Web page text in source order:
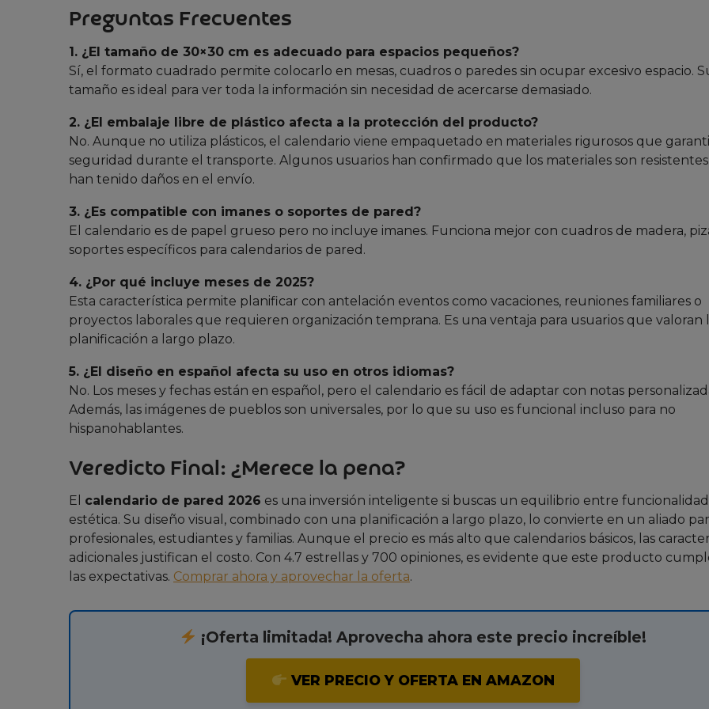
Preguntas Frecuentes
1. ¿El tamaño de 30×30 cm es adecuado para espacios pequeños?
Sí, el formato cuadrado permite colocarlo en mesas, cuadros o paredes sin ocupar excesivo espacio.
tamaño es ideal para ver toda la información sin necesidad de acercarse demasiado.
2. ¿El embalaje libre de plástico afecta a la protección del producto?
No. Aunque no utiliza plásticos, el calendario viene empaquetado en materiales rigurosos que
seguridad durante el transporte. Algunos usuarios han confirmado que los materiales son
han tenido daños en el envío.
3. ¿Es compatible con imanes o soportes de pared?
El calendario es de papel grueso pero no incluye imanes. Funciona mejor con cuadros de madera,
soportes específicos para calendarios de pared.
4. ¿Por qué incluye meses de 2025?
Esta característica permite planificar con antelación eventos como vacaciones, reuniones familiares o
proyectos laborales que requieren organización temprana. Es una ventaja para usuarios que valoran
planificación a largo plazo.
5. ¿El diseño en español afecta su uso en otros idiomas?
No. Los meses y fechas están en español, pero el calendario es fácil de adaptar con notas
Además, las imágenes de pueblos son universales, por lo que su uso es funcional incluso para no
hispanohablantes.
Veredicto Final: ¿Merece la pena?
El calendario de pared 2026 es una inversión inteligente si buscas un equilibrio entre
estética. Su diseño visual, combinado con una planificación a largo plazo, lo convierte en un aliado
profesionales, estudiantes y familias. Aunque el precio es más alto que calendarios básicos, las
adicionales justifican el costo. Con 4.7 estrellas y 700 opiniones, es evidente que este producto
las expectativas. Comprar ahora y aprovechar la oferta.
¡Oferta limitada! Aprovecha ahora este precio increíble!
VER PRECIO Y OFERTA EN AMAZON